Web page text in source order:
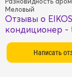
Меловый
Отзывы о
кондиционер -